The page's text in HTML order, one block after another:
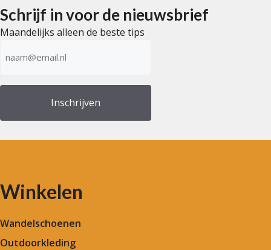
Schrijf in voor de nieuwsbrief
Maandelijks alleen de beste tips
mailadres
Winkelen
Wandelschoenen
Outdoorkleding